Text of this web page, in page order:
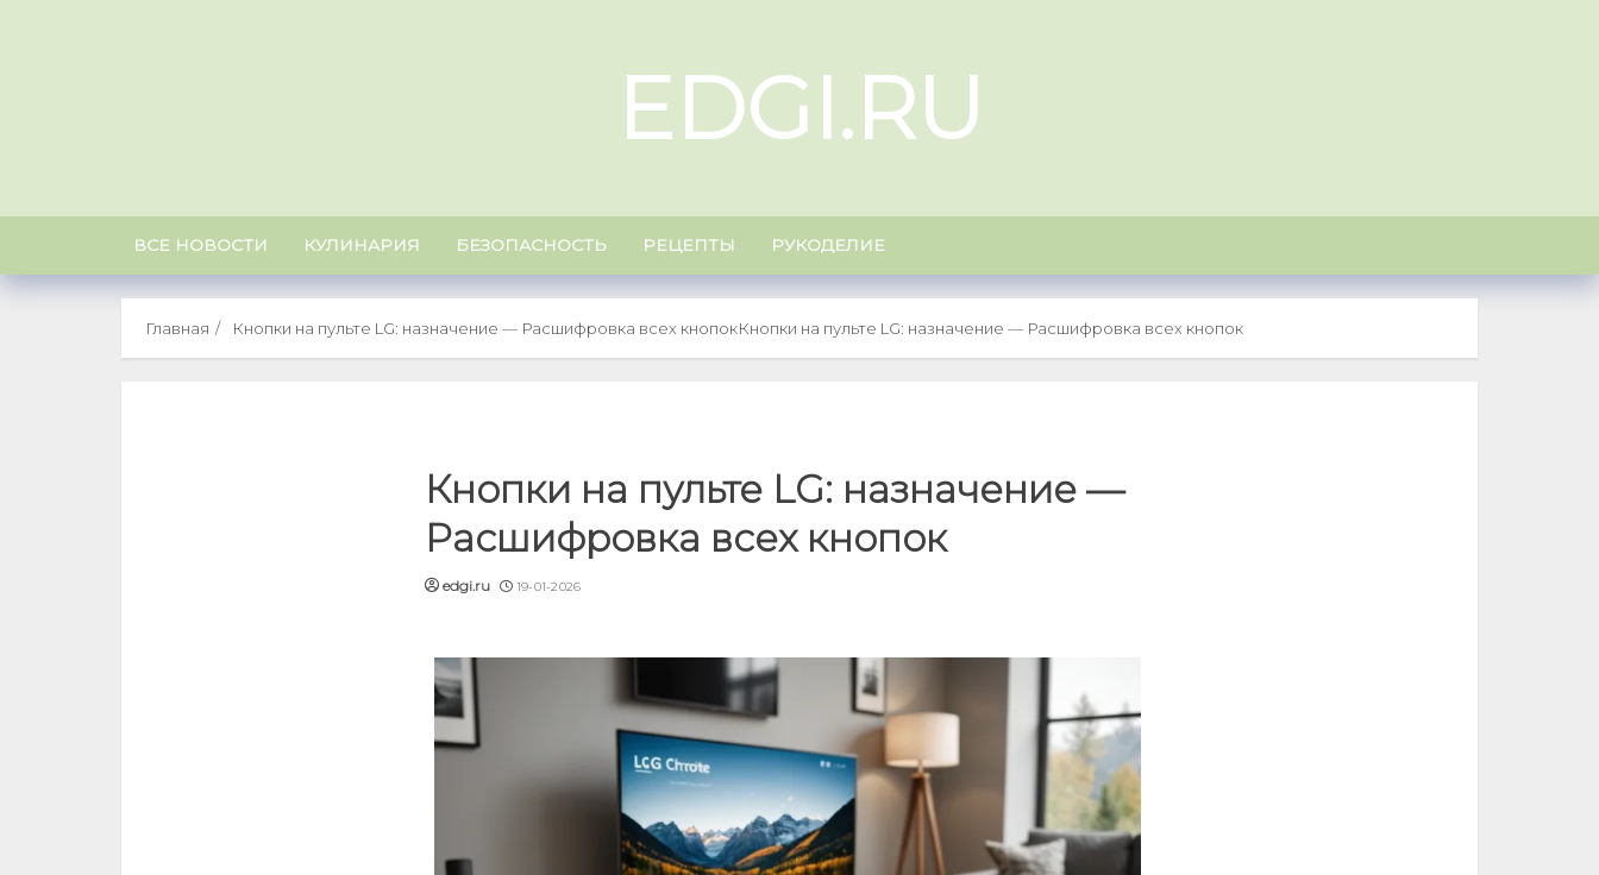
EDGI.RU
ВСЕ НОВОСТИ КУЛИНАРИЯ БЕЗОПАСНОСТЬ РЕЦЕПТЫ РУКОДЕЛИЕ
Главная Кнопки на пульте LG: назначение — Расшифровка всех кнопокКнопки на пульте LG: назначение — Расшифровка всех кнопок
Кнопки на пульте LG: назначение —
Расшифровка всех кнопок
edgi.ru 19-01-2026